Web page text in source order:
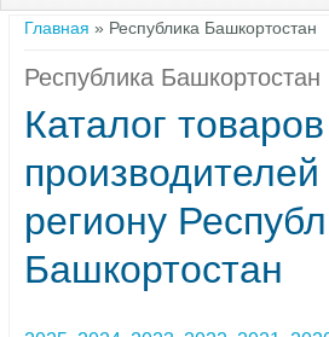
Вы здесь
Главная » Республика Башкортостан
Республика Башкортостан
Каталог
производителей
региону
Башкортостан